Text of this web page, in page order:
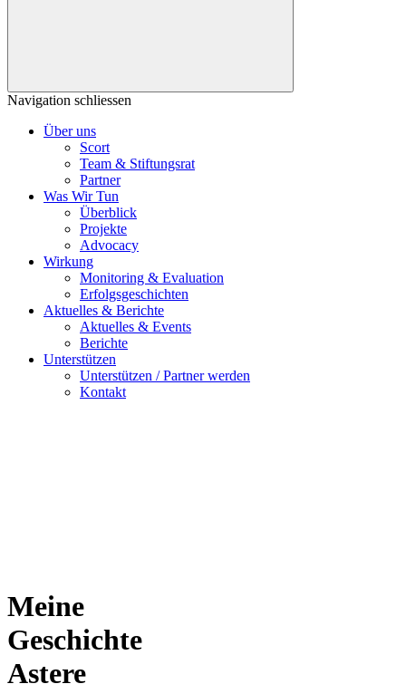
Navigation schliessen
Über uns
Scort
Team & Stiftungsrat
Partner
Was Wir Tun
Überblick
Projekte
Advocacy
Wirkung
Monitoring & Evaluation
Erfolgsgeschichten
Aktuelles & Berichte
Aktuelles & Events
Berichte
Unterstützen
Unterstützen / Partner werden
Kontakt
Meine
Geschichte
Astere